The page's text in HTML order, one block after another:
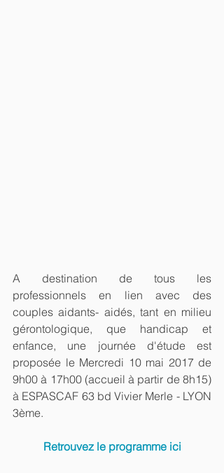
A destination de tous les
professionnels en lien avec des
couples aidants- aidés, tant en milieu
gérontologique, que handicap et
enfance, une journée d'étude est
proposée le Mercredi 10 mai 2017 de
9h00 à 17h00 (accueil à partir de 8h15)
à ESPASCAF 63 bd Vivier Merle - LYON
3ème.
Retrouvez le programme ici